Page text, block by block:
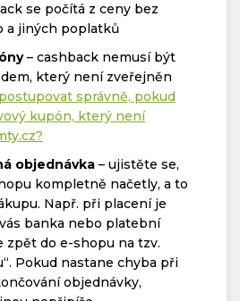
se počítá z ceny bez
a jiných poplatků
– cashback nemusí být
který není zveřejněn
správně, pokud
kupón, který není
objednávka – ujistěte se,
kompletně načetly, a to
Např. při placení je
banka nebo platební
zpět do e-shopu na tzv.
Pokud nastane chyba při
objednávky,